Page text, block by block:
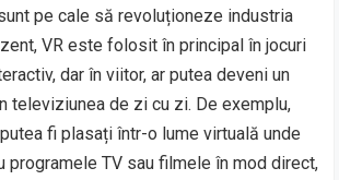
pe cale să revoluționeze industria
VR este folosit în principal în jocuri
dar în viitor, ar putea deveni un
televiziunea de zi cu zi. De exemplu,
fi plasați într-o lume virtuală unde
programele TV sau filmele în mod direct,